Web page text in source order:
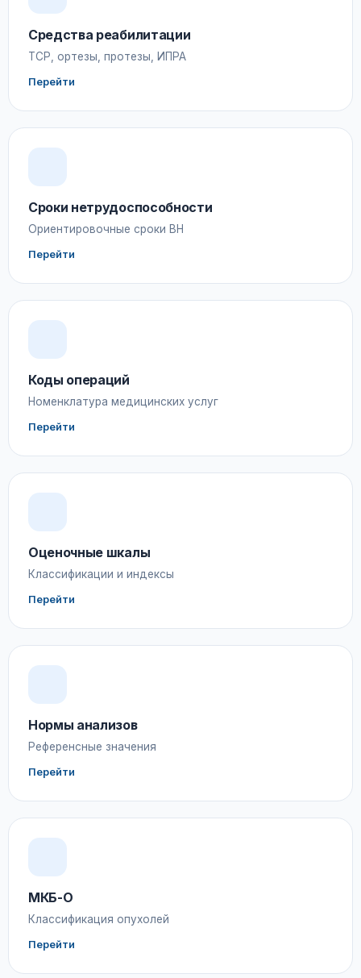
Средства реабилитации
ТСР, ортезы, протезы, ИПРА
Перейти
Сроки нетрудоспособности
Ориентировочные сроки ВН
Перейти
Коды операций
Номенклатура медицинских услуг
Перейти
Оценочные шкалы
Классификации и индексы
Перейти
Нормы анализов
Референсные значения
Перейти
МКБ-О
Классификация опухолей
Перейти